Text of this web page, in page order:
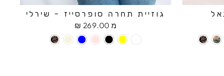
גוזיית תחרה סופרסייז - שירלי
מ 269.00 ₪